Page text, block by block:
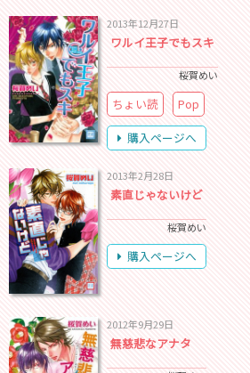
2013年12月27日
ワルイ王子でもスキ
桜賀めい
ちょい読
Pop
購入ページへ
2013年2月28日
素直じゃないけど
桜賀めい
購入ページへ
2012年9月29日
無慈悲なアナタ